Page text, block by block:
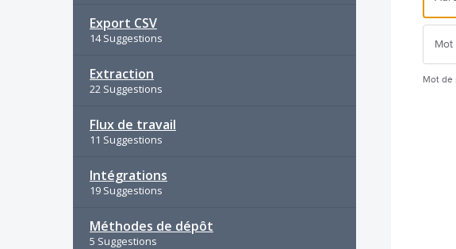
Export CSV
14 Suggestions
Extraction
22 Suggestions
Flux de travail
11 Suggestions
Intégrations
19 Suggestions
Méthodes de dépôt
5 Suggestions
Mot de